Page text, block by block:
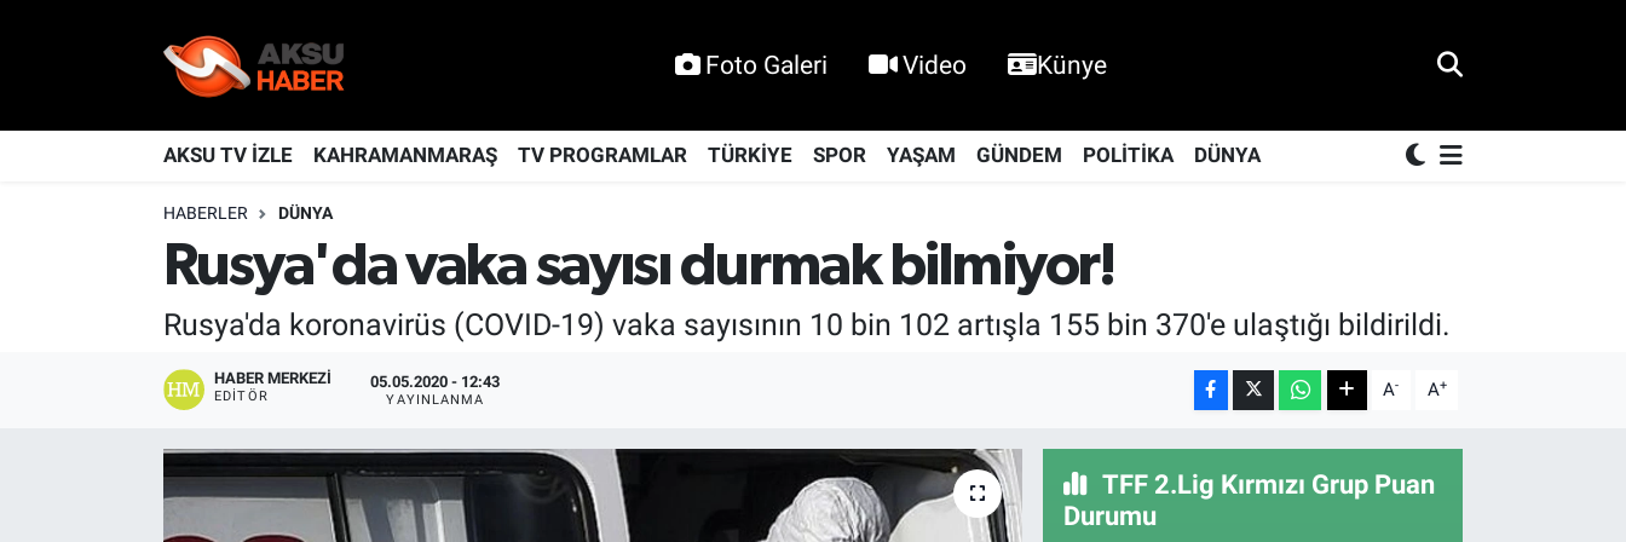
Foto Galeri Video Künye
AKSU TV İZLE KAHRAMANMARAŞ TV PROGRAMLAR TÜRKİYE SPOR YAŞAM GÜNDEM POLİTİKA DÜNYA
HABERLER DÜNYA
Rusya'da vaka sayısı durmak bilmiyor!
Rusya'da koronavirüs (COVID-19) vaka sayısının 10 bin 102 artışla 155 bin 370'e ulaştığı bildirildi.
HABER MERKEZI
EDITÖR
05.05.2020 - 12:43
YAYINLANMA A- A+
TFF 2.Lig Kırmızı Grup Puan
Durumu
KAHRAMANMARAŞ
Nöbetçi Eczaneler
Hava Durumu
Kahramanmaraş Namaz Vakitleri
Trafik Durumu
TFF 2.Lig Kırmızı Grup Puan Durumu ve Fikstür
Tüm Manşetler
Son Dakika Haberleri